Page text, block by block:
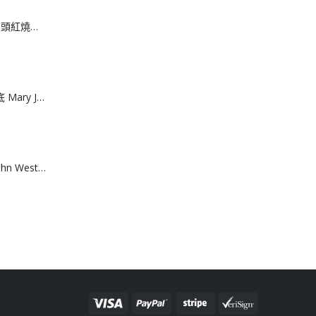
[H608083]安興 6 頭紅燒鮑魚
[J608082]網面厚底 Mary June運動涼鞋
[A608074]澳洲 John West黃鮨吞拿魚罐頭